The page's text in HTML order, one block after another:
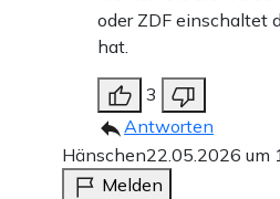
oder ZDF einschaltet
hat.
3
Antworten
Hänschen22.05.2026 um
Melden